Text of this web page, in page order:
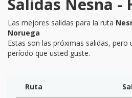
Salidas Nesna -
Las mejores salidas para la ruta
Noruega
Estas son las próximas salidas, pero
período que usted guste.
Ruta